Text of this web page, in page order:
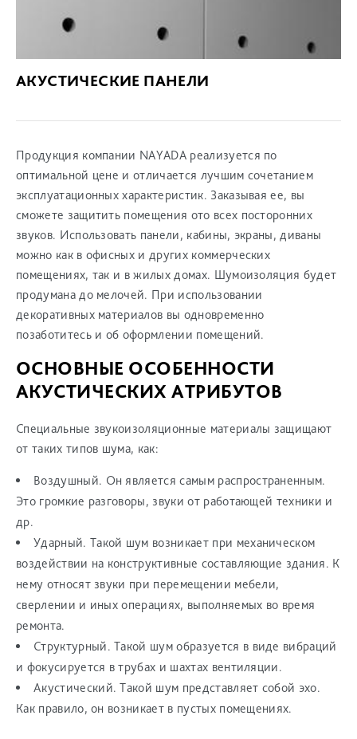
АКУСТИЧЕСКИЕ ПАНЕЛИ
Продукция компании NAYADA реализуется по
оптимальной цене и отличается лучшим сочетанием
эксплуатационных характеристик. Заказывая ее, вы
сможете защитить помещения ото всех посторонних
звуков. Использовать панели, кабины, экраны, диваны
можно как в офисных и других коммерческих
помещениях, так и в жилых домах. Шумоизоляция будет
продумана до мелочей. При использовании
декоративных материалов вы одновременно
позаботитесь и об оформлении помещений.
ОСНОВНЫЕ ОСОБЕННОСТИ
АКУСТИЧЕСКИХ АТРИБУТОВ
Специальные звукоизоляционные материалы защищают
от таких типов шума, как:
Воздушный. Он является самым распространенным.
Это громкие разговоры, звуки от работающей техники и
др.
Ударный. Такой шум возникает при механическом
воздействии на конструктивные составляющие здания. К
нему относят звуки при перемещении мебели,
сверлении и иных операциях, выполняемых во время
ремонта.
Структурный. Такой шум образуется в виде вибраций
и фокусируется в трубах и шахтах вентиляции.
Акустический. Такой шум представляет собой эхо.
Как правило, он возникает в пустых помещениях.